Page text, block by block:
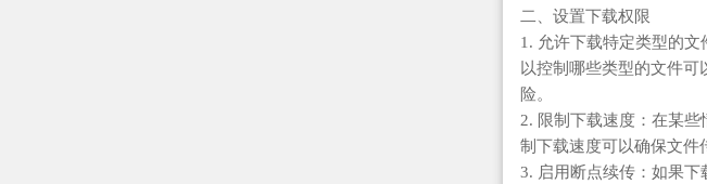
二、设置下载权限
1. 允许下载特定类型的
以控制哪些类型的文件
险。
2. 限制下载速度：在某
制下载速度可以确保文件
3. 启用断点续传：如果下